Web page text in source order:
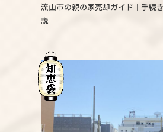
流山市の親の家売却ガイド｜手続
説